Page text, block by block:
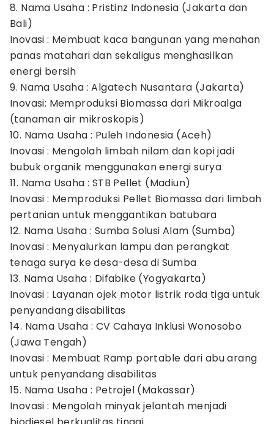
8. Nama Usaha : Pristinz Indonesia (Jakarta dan
Bali)
Inovasi : Membuat kaca bangunan yang menahan
panas matahari dan sekaligus menghasilkan
energi bersih
9. Nama Usaha : Algatech Nusantara (Jakarta)
Inovasi: Memproduksi Biomassa dari Mikroalga
(tanaman air mikroskopis)
10. Nama Usaha : Puleh Indonesia (Aceh)
Inovasi : Mengolah limbah nilam dan kopi jadi
bubuk organik menggunakan energi surya
11. Nama Usaha : STB Pellet (Madiun)
Inovasi : Memproduksi Pellet Biomassa dari limbah
pertanian untuk menggantikan batubara
12. Nama Usaha : Sumba Solusi Alam (Sumba)
Inovasi : Menyalurkan lampu dan perangkat
tenaga surya ke desa-desa di Sumba
13. Nama Usaha : Difabike (Yogyakarta)
Inovasi : Layanan ojek motor listrik roda tiga untuk
penyandang disabilitas
14. Nama Usaha : CV Cahaya Inklusi Wonosobo
(Jawa Tengah)
Inovasi : Membuat Ramp portable dari abu arang
untuk penyandang disabilitas
15. Nama Usaha : Petrojel (Makassar)
Inovasi : Mengolah minyak jelantah menjadi